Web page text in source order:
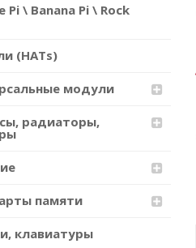
Pi \ Banana Pi \ Rock
(HATs)
модули
радиаторы,
памяти
клавиатуры